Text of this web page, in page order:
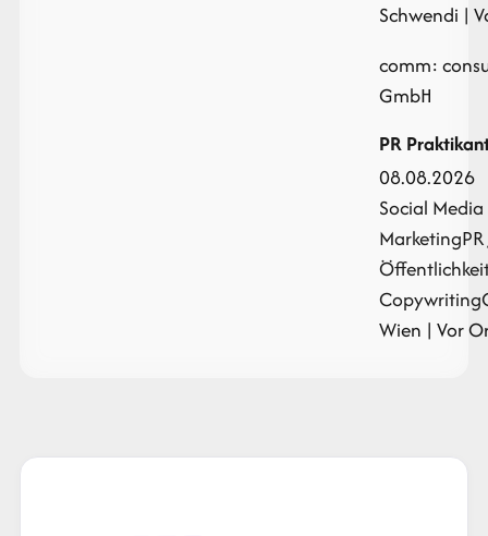
Schwendi |
comm:
GmbH
PR
08.08.2026
Social
Marketing
Copywriting
Wien | Vor